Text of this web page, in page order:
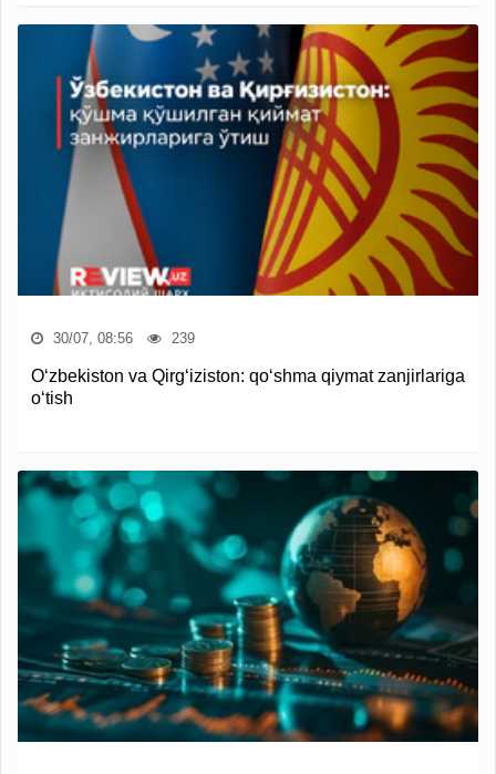
30/07, 08:56 239
O‘zbekiston va Qirg‘iziston: qo‘shma qiymat zanjirlariga
o‘tish